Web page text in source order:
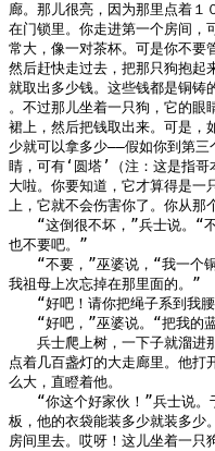
廊。那儿很亮，因为那里点着１
在门锁里。你走进第一个房间，
常大，像一对茶杯。可是你不要
然后赶快走过去，把那只狗抱起
就取出多少钱。这些钱都是铜铸
。不过那儿坐着一只狗，它的眼
裙上，然后把钱取出来。可是，
少就可以拿多少——假如你到第
睛，可有‘圆塔’（注：这是指
大啦。你要知道，它才算得是一
上，它就不会伤害你了。你从那
“这倒很不坏，”兵士说。“不
也不要吧。”
“不要，”巫婆说，“我一个铜
我祖母上次忘掉在那里面的。”
“好吧！请你把绳子系到我腰
“好吧，”巫婆说。“把我的蓝
兵士爬上树，一下子就溜进那
点着几百盏灯的大走廊里。他打
么大，直瞪着他。
“你这个好家伙！”兵士说。
板，他的衣袋能装多少就装多少
房间里去。哎呀！这儿坐着一只